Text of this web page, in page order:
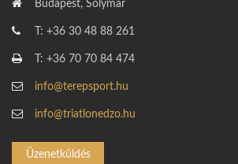
Budapest, Solymár
T: +36 30 48 88 261
T: +36 70 70 84 474
info@terepsport.hu
info@triatlonedzo.hu
Üzenetküldés